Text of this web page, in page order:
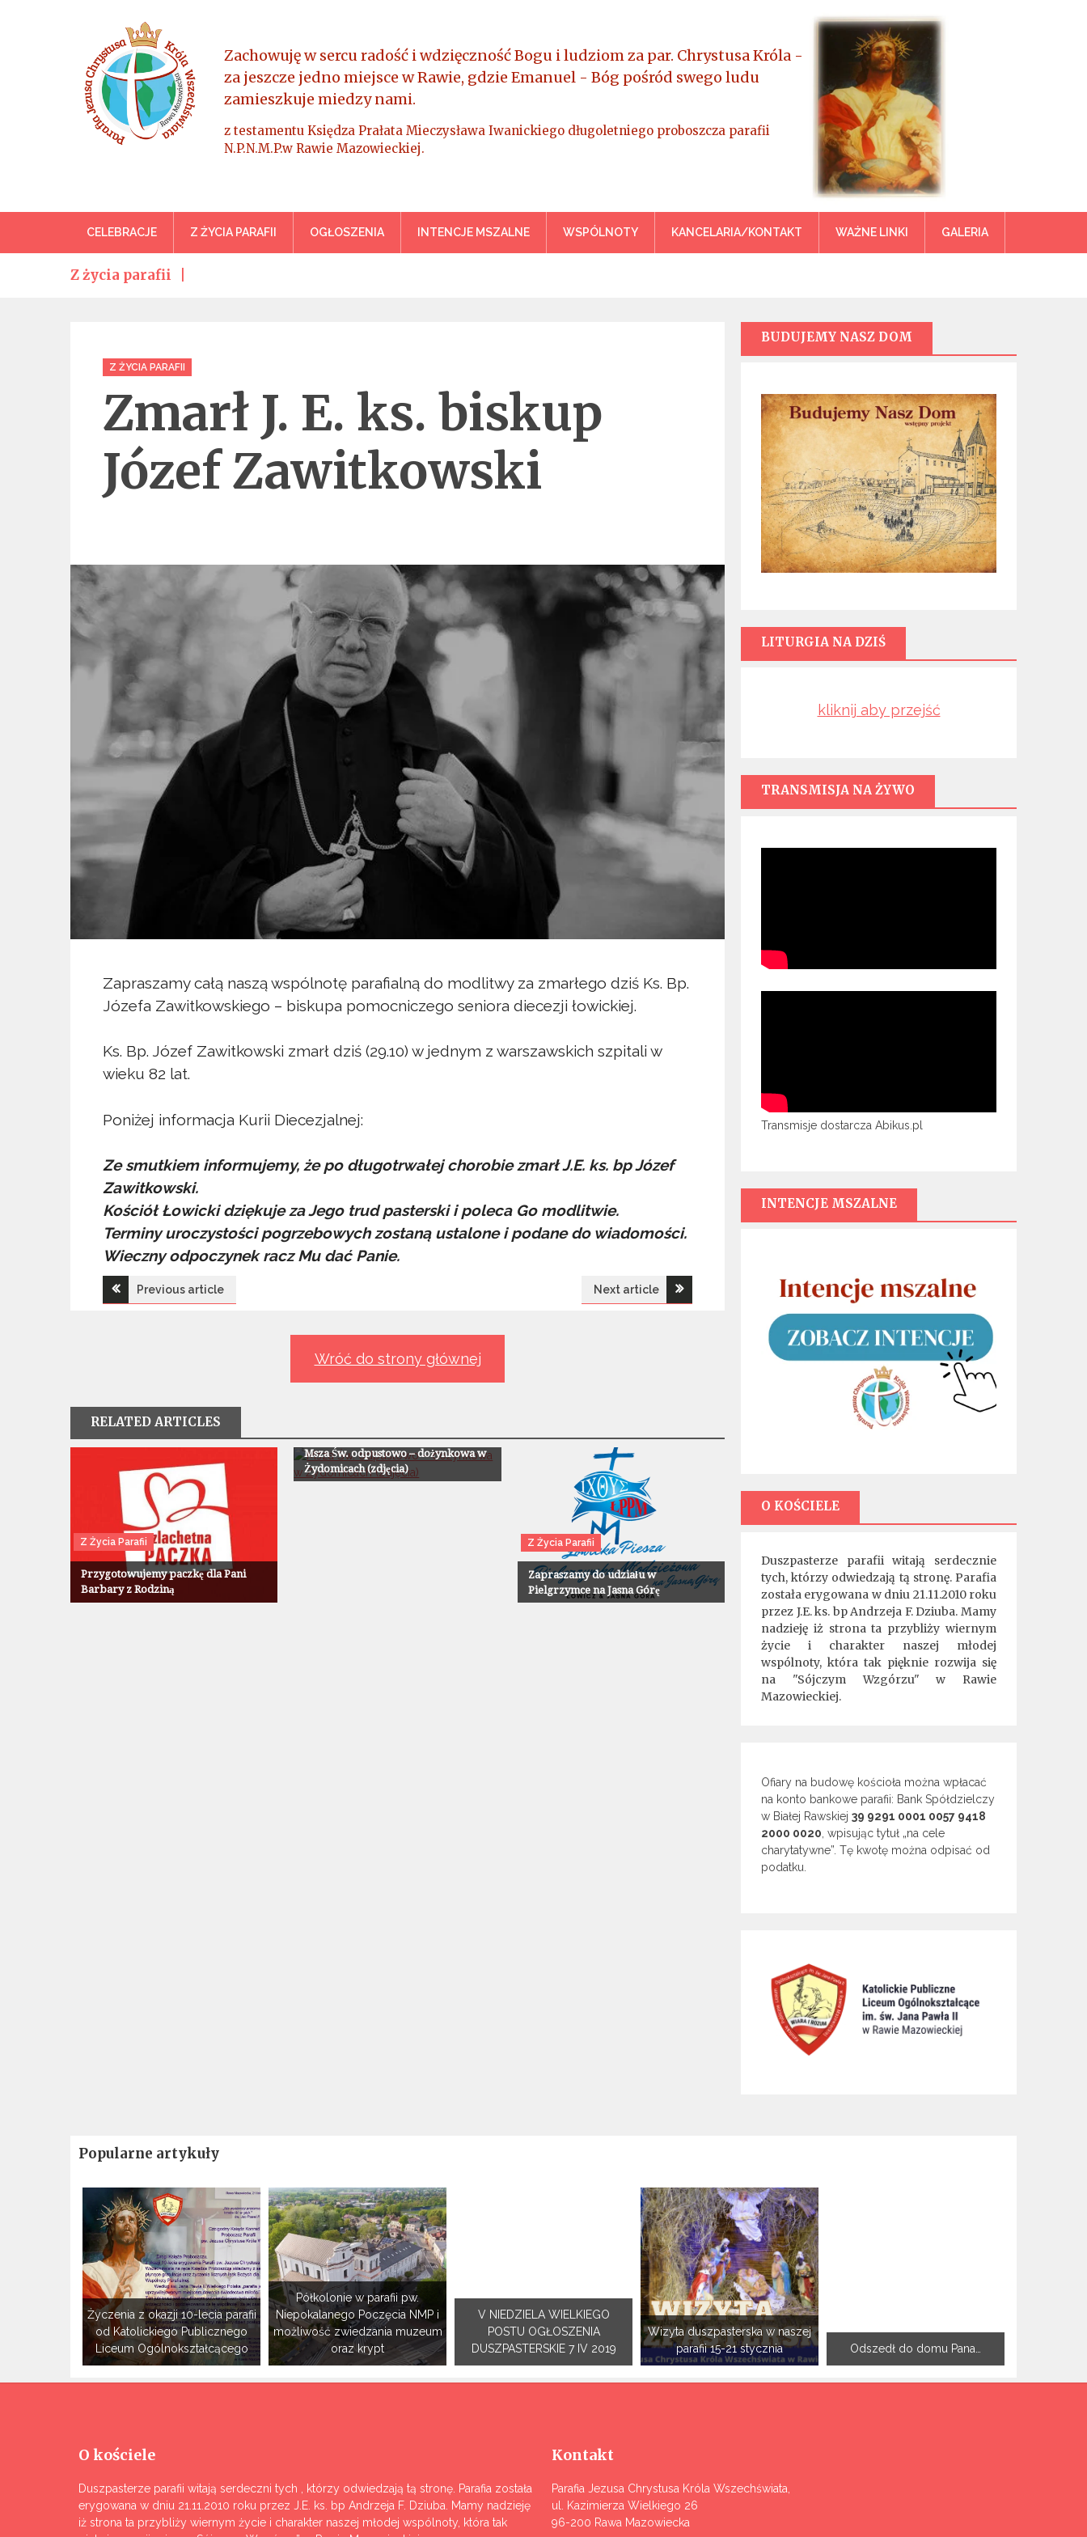
Parafia Jezusa Chrystusa Króla Wszechświata – Rawa Mazowiecka
Zachowuję w sercu radość i wdzięczność Bogu i ludziom za par. Chrystusa Króla -
za jeszcze jedno miejsce w Rawie, gdzie Emanuel - Bóg pośród swego ludu
zamieszkuje miedzy nami.
z testamentu Księdza Prałata Mieczysława Iwanickiego długoletniego proboszcza parafii
N.P.N.M.P.w Rawie Mazowieckiej.
CELEBRACJE Z ŻYCIA PARAFII OGŁOSZENIA INTENCJE MSZALNE WSPÓLNOTY KANCELARIA/KONTAKT WAŻNE LINKI GALERIA
Z życia parafii
Categories
Z ŻYCIA PARAFII
Zmarł J. E. ks. biskup
Józef Zawitkowski
Zapraszamy całą naszą wspólnotę parafialną do modlitwy za zmarłego dziś Ks. Bp.
Józefa Zawitkowskiego – biskupa pomocniczego seniora diecezji łowickiej.
Ks. Bp. Józef Zawitkowski zmarł dziś (29.10) w jednym z warszawskich szpitali w
wieku 82 lat.
Poniżej informacja Kurii Diecezjalnej:
Ze smutkiem informujemy, że po długotrwałej chorobie zmarł J.E. ks. bp Józef
Zawitkowski.
Kościół Łowicki dziękuje za Jego trud pasterski i poleca Go modlitwie.
Terminy uroczystości pogrzebowych zostaną ustalone i podane do wiadomości.
Wieczny odpoczynek racz Mu dać Panie.
Nawigacja
Previous article Next article
Wróć do strony głównej
RELATED ARTICLES
Z Życia Parafii
Przygotowujemy paczkę dla Pani
Barbary z Rodziną
Msza Św. odpustowo – dożynkowa w
Żydomicach (zdjęcia)
Z Życia Parafii
Zapraszamy do udziału w
Pielgrzymce na Jasna Górę
BUDUJEMY NASZ DOM
LITURGIA NA DZIŚ
kliknij aby przejść
TRANSMISJA NA ŻYWO
Transmisje dostarcza Abikus.pl
INTENCJE MSZALNE
O KOŚCIELE
Duszpasterze parafii witają serdecznie
tych, którzy odwiedzają tą stronę. Parafia
została erygowana w dniu 21.11.2010 roku
przez J.E. ks. bp Andrzeja F. Dziuba. Mamy
nadzieję iż strona ta przybliży wiernym
życie i charakter naszej młodej
wspólnoty, która tak pięknie rozwija się
na "Sójczym Wzgórzu" w Rawie
Mazowieckiej.
Ofiary na budowę kościoła można wpłacać
na konto bankowe parafii: Bank Spółdzielczy
w Białej Rawskiej 39 9291 0001 0057 9418
2000 0020 , wpisując tytuł „na cele
charytatywne”. Tę kwotę można odpisać od
podatku.
Popularne artykuły
Życzenia z okazji 10-lecia parafii
od Katolickiego Publicznego
Liceum Ogólnokształcącego
Półkolonie w parafii pw.
Niepokalanego Poczęcia NMP i
możliwość zwiedzania muzeum
oraz krypt
V NIEDZIELA WIELKIEGO
POSTU OGŁOSZENIA
DUSZPASTERSKIE 7 IV 2019
Wizyta duszpasterska w naszej
parafii 15-21 stycznia
Odszedł do domu Pana…
O kościele
Duszpasterze parafii witają serdeczni tych , którzy odwiedzają tą stronę. Parafia została
erygowana w dniu 21.11.2010 roku przez J.E. ks. bp Andrzeja F. Dziuba. Mamy nadzieję
iż strona ta przybliży wiernym życie i charakter naszej młodej wspólnoty, która tak
Kontakt
Parafia Jezusa Chrystusa Króla Wszechświata,
ul. Kazimierza Wielkiego 26
96-200 Rawa Mazowiecka